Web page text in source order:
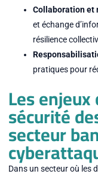
Collaboration et
et échange
résilience
pratiques pour
Les
sécurité
secteur
Dans un secteur où les